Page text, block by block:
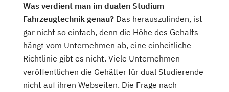
Was verdient man im dualen Studium
Fahrzeugtechnik genau? Das herauszufinden, ist
gar nicht so einfach, denn die Höhe des Gehalts
hängt vom Unternehmen ab, eine einheitliche
Richtlinie gibt es nicht. Viele Unternehmen
veröffentlichen die Gehälter für dual Studierende
nicht auf ihren Webseiten. Die Frage nach